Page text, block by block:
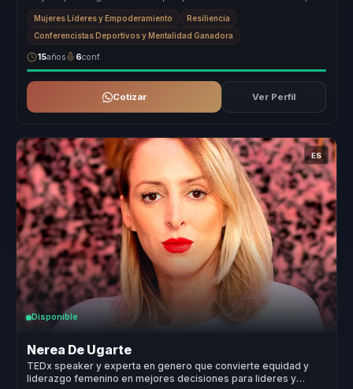
disciplina y...
Mujeres Líderes y Empoderamiento Resiliencia
Conferencistas Deportivos y Mentalidad Ganadora
15años 6conf.
Cotizar Ver Perfil
ES
Disponible
Nerea De Ugarte
TEDx speaker y experta en genero que convierte equidad y
liderazgo femenino en mejores decisiones para lideres y